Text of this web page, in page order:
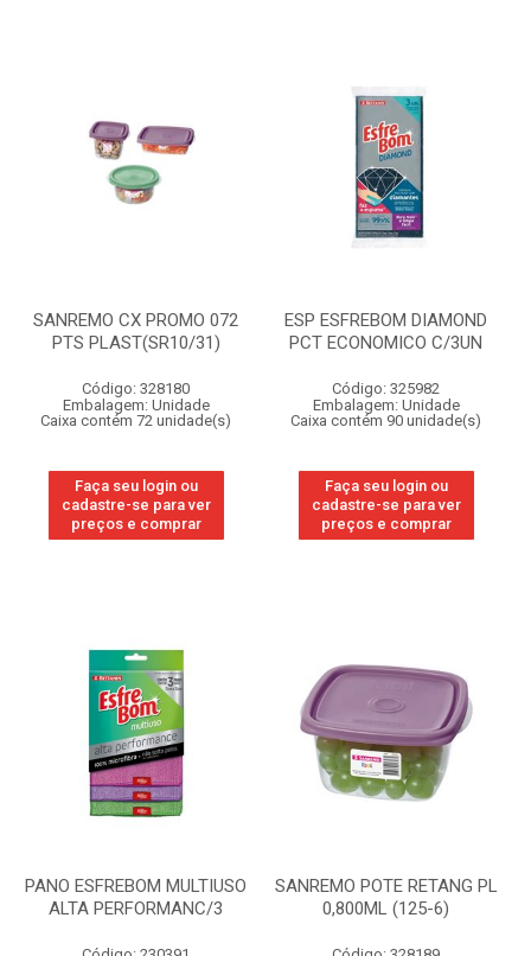
SANREMO CX PROMO 072
PTS PLAST(SR10/31)
Código: 328180
Embalagem: Unidade
Caixa contém 72 unidade(s)
Faça seu login ou
cadastre-se para ver
preços e comprar
ESP ESFREBOM DIAMOND
PCT ECONOMICO C/3UN
Código: 325982
Embalagem: Unidade
Caixa contém 90 unidade(s)
Faça seu login ou
cadastre-se para ver
preços e comprar
PANO ESFREBOM MULTIUSO
ALTA PERFORMANC/3
SANREMO POTE RETANG PL
0,800ML (125-6)